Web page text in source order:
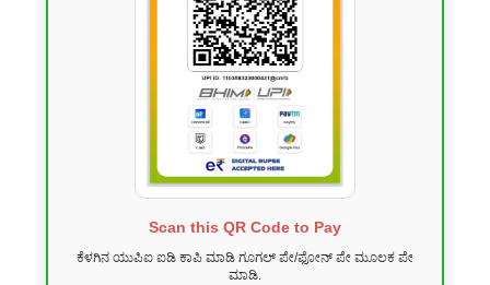
Scan this QR Code to Pay
ಕೆಳಗಿನ ಯುಪಿಐ ಐಡಿ ಕಾಪಿ ಮಾಡಿ ಗೂಗಲ್ ಪೇ/ಫೋನ್ ಪೇ ಮೂಲಕ ಪೇ
ಮಾಡಿ.